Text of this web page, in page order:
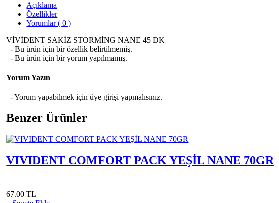
Açıklama
Özellikler
Yorumlar ( 0 )
VİVİDENT SAKİZ STORMİNG NANE 45 DK
- Bu ürün için bir özellik belirtilmemiş.
- Bu ürün için bir yorum yapılmamış.
Yorum Yazın
- Yorum yapabilmek için üye girişi yapmalısınız.
Benzer Ürünler
VIVIDENT COMFORT PACK YEŞİL NANE 70GR
67.00 TL